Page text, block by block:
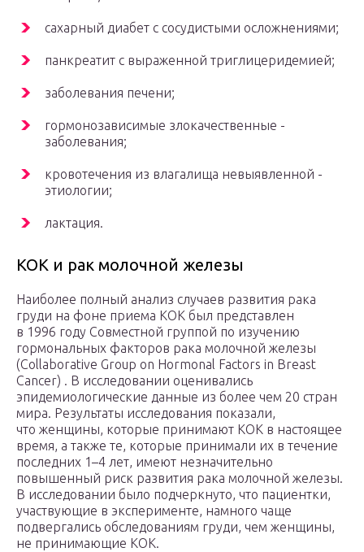
сахарный диабет с сосудистыми ­осложнениями;
панкреатит с выраженной ­триглицеридемией;
заболевания ­печени;
гормонозависимые злокачественные ­
заболевания;
кровотечения из влагалища невыявленной ­
этиологии;
лактация.
КОК и рак молочной железы
Наиболее полный анализ случаев развития рака
груди на фоне приема КОК был представлен
в 1996 году Совместной группой по изучению
гормональных факторов рака молочной железы
(Collaborative Group on Hormonal Factors in Breast
Cancer) . В исследовании оценивались
эпидемиологические данные из более чем 20 стран
мира. Результаты исследования показали,
что женщины, которые принимают КОК в настоящее
время, а также те, которые принимали их в течение
последних 1–4 лет, имеют незначительно
повышенный риск развития рака молочной железы.
В исследовании было подчеркнуто, что пациентки,
участвующие в эксперименте, намного чаще
подвергались обследованиям груди, чем женщины,
не принимающие ­КОК.